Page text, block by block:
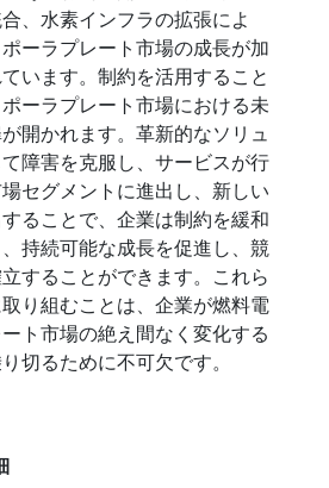
、水素インフラの拡張によ
ーラプレート市場の成長が加
います。制約を活用すること
ーラプレート市場における未
開かれます。革新的なソリュ
障害を克服し、サービスが行
セグメントに進出し、新しい
ることで、企業は制約を緩和
持続可能な成長を促進し、競
することができます。これら
り組むことは、企業が燃料電
ト市場の絶え間なく変化する
切るために不可欠です。